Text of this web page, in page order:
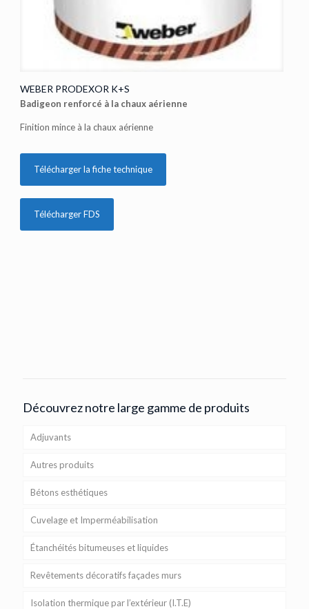
WEBER PRODEXOR K+S
Badigeon renforcé à la chaux aérienne
Finition mince à la chaux aérienne
Télécharger la fiche technique
Télécharger FDS
Découvrez notre large gamme de produits
Adjuvants
Autres produits
Bétons esthétiques
Cuvelage et Imperméabilisation
Étanchéités bitumeuses et liquides
Revêtements décoratifs façades murs
Isolation thermique par l’extérieur (I.T.E)